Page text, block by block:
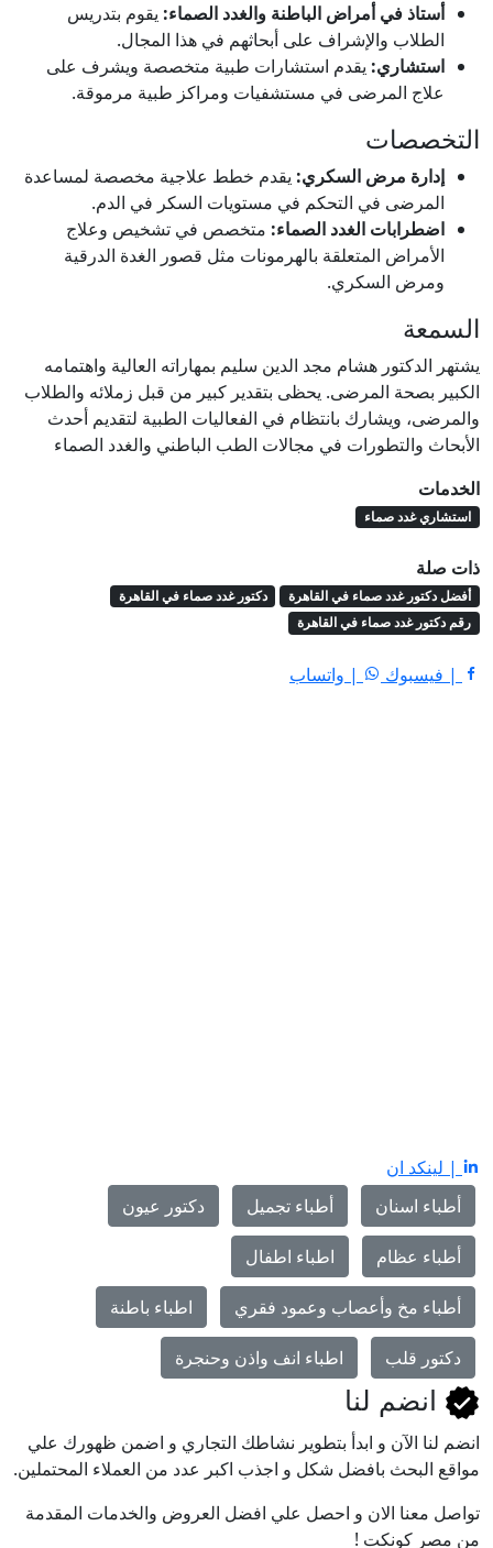
أستاذ في أمراض الباطنة والغدد الصماء: يقوم بتدريس
الطلاب والإشراف على أبحاثهم في هذا المجال.
استشاري: يقدم استشارات طبية متخصصة ويشرف على
علاج المرضى في مستشفيات ومراكز طبية مرموقة.
التخصصات
إدارة مرض السكري: يقدم خطط علاجية مخصصة لمساعدة
المرضى في التحكم في مستويات السكر في الدم.
اضطرابات الغدد الصماء: متخصص في تشخيص وعلاج
الأمراض المتعلقة بالهرمونات مثل قصور الغدة الدرقية
ومرض السكري.
السمعة
يشتهر الدكتور هشام مجد الدين سليم بمهاراته العالية واهتمامه
الكبير بصحة المرضى. يحظى بتقدير كبير من قبل زملائه والطلاب
والمرضى، ويشارك بانتظام في الفعاليات الطبية لتقديم أحدث
الأبحاث والتطورات في مجالات الطب الباطني والغدد الصماء
الخدمات
استشاري غدد صماء
ذات صلة
أفضل دكتور غدد صماء في القاهرة
دكتور غدد صماء في القاهرة
رقم دكتور غدد صماء في القاهرة
| فيسبوك | واتساب
| لينكد ان
أطباء اسنان
أطباء تجميل دكتور عيون
أطباء عظام اطباء اطفال
أطباء مخ وأعصاب وعمود فقري اطباء باطنة
دكتور قلب اطباء انف واذن وحنجرة
انضم لنا
انضم لنا اﻵن و ابدأ بتطوير نشاطك التجاري و اضمن ظهورك علي
مواقع البحث بافضل شكل و اجذب اكبر عدد من العملاء المحتملين.
تواصل معنا الان و احصل علي افضل العروض والخدمات المقدمة
من مصر كونكت !